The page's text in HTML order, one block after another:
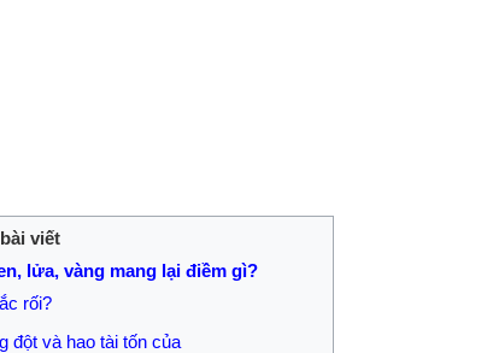
viết
lửa, vàng mang lại điềm gì?
rối?
đột và hao tài tốn của